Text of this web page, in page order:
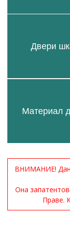
Двери
Материал
ВНИМАНИЕ!
Она
Праве.